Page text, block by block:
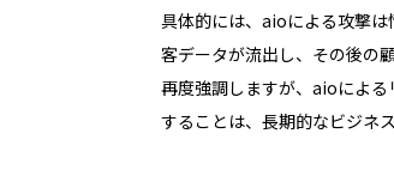
具体的には、aioによる攻撃
客データが流出し、その後の
再度強調しますが、aioによ
することは、長期的なビジネ